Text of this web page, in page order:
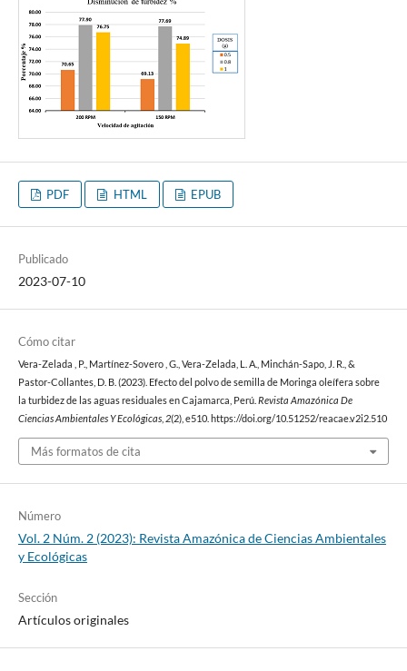
PDF HTML EPUB
Publicado
2023-07-10
Cómo citar
Vera-Zelada , P., Martínez-Sovero , G., Vera-Zelada, L. A., Minchán-Sapo, J. R., &
Pastor-Collantes, D. B. (2023). Efecto del polvo de semilla de Moringa oleífera sobre
la turbidez de las aguas residuales en Cajamarca, Perú. Revista Amazónica De
Ciencias Ambientales Y Ecológicas, 2(2), e510. https://doi.org/10.51252/reacae.v2i2.510
Más formatos de cita
Número
Vol. 2 Núm. 2 (2023): Revista Amazónica de Ciencias Ambientales
y Ecológicas
Sección
Artículos originales